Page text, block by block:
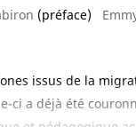
(préface)
issus de la
ci a déjà été